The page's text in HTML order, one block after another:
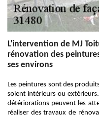
L'intervention de MJ
rénovation des
ses environs
Les peintures sont des
soient intérieurs ou
détériorations peuvent les
réaliser des travaux de